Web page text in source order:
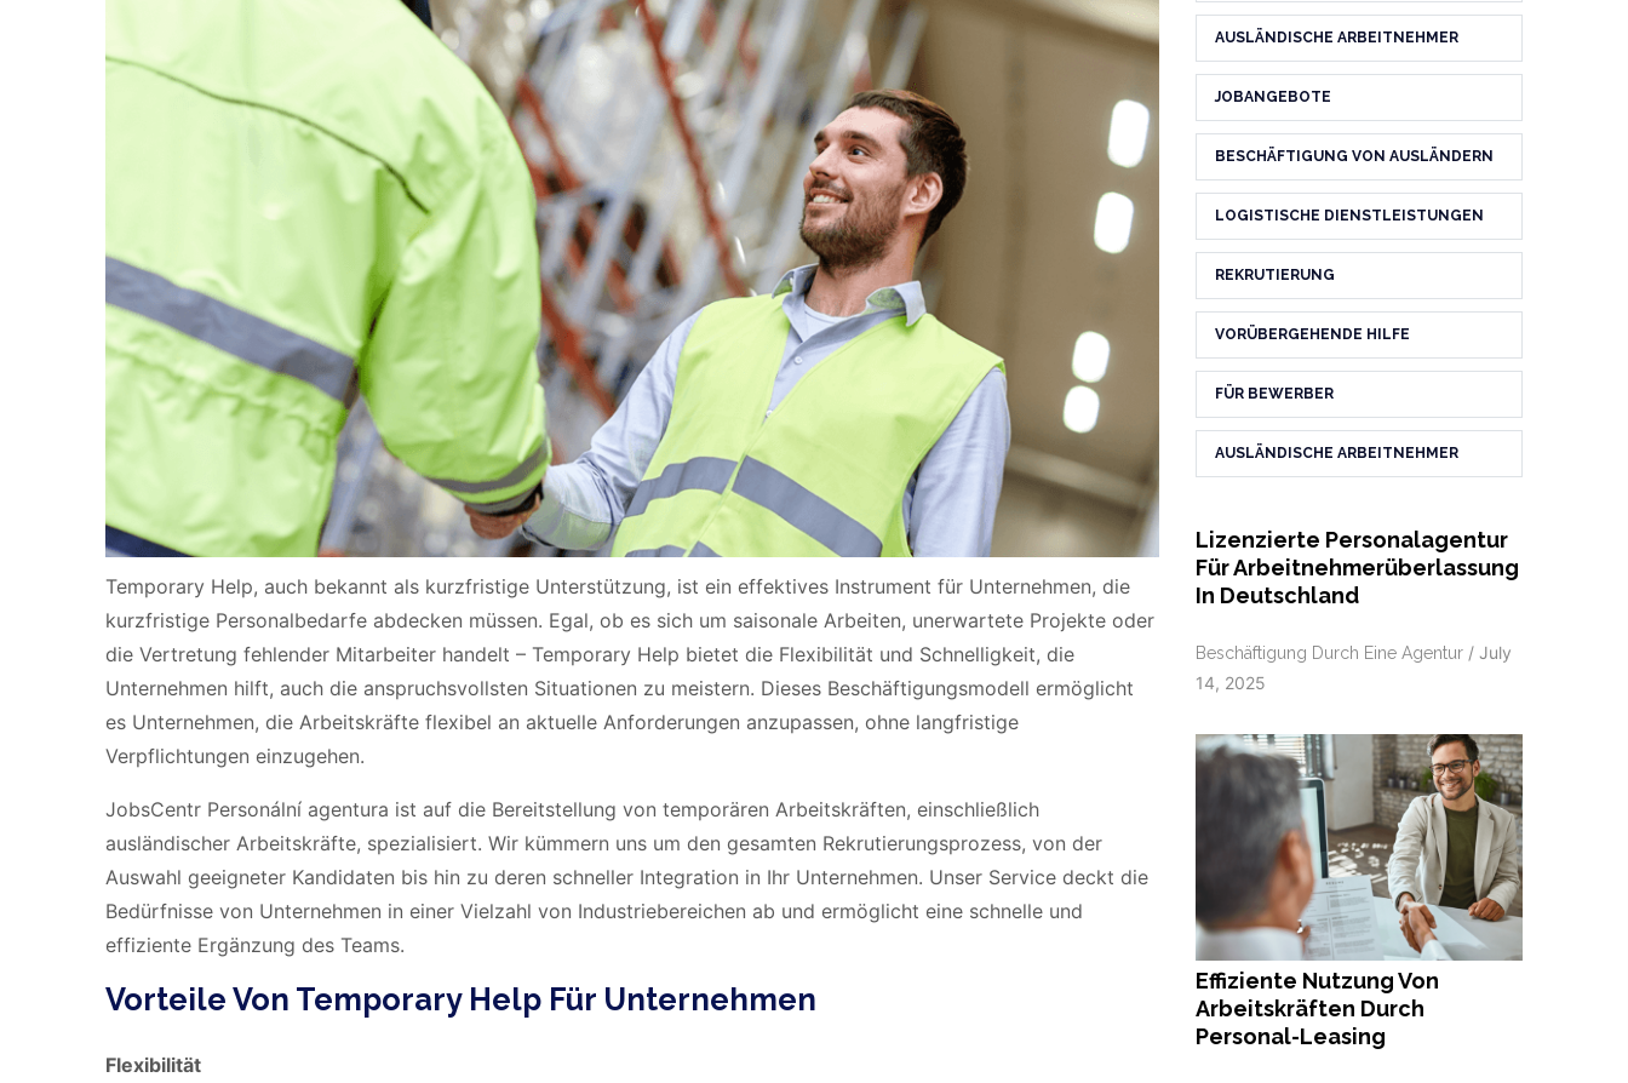
Temporary Help, auch bekannt als kurzfristige Unterstützung, ist ein effektives Instrument für Unternehmen, die
kurzfristige Personalbedarfe abdecken müssen. Egal, ob es sich um saisonale Arbeiten, unerwartete Projekte oder
die Vertretung fehlender Mitarbeiter handelt – Temporary Help bietet die Flexibilität und Schnelligkeit, die
Unternehmen hilft, auch die anspruchsvollsten Situationen zu meistern. Dieses Beschäftigungsmodell ermöglicht
es Unternehmen, die Arbeitskräfte flexibel an aktuelle Anforderungen anzupassen, ohne langfristige
Verpflichtungen einzugehen.
JobsCentr Personální agentura ist auf die Bereitstellung von temporären Arbeitskräften, einschließlich
ausländischer Arbeitskräfte, spezialisiert. Wir kümmern uns um den gesamten Rekrutierungsprozess, von der
Auswahl geeigneter Kandidaten bis hin zu deren schneller Integration in Ihr Unternehmen. Unser Service deckt die
Bedürfnisse von Unternehmen in einer Vielzahl von Industriebereichen ab und ermöglicht eine schnelle und
effiziente Ergänzung des Teams.
Vorteile Von Temporary Help Für Unternehmen
Flexibilität
AUSLÄNDISCHE ARBEITNEHMER
JOBANGEBOTE
BESCHÄFTIGUNG VON AUSLÄNDERN
LOGISTISCHE DIENSTLEISTUNGEN
REKRUTIERUNG
VORÜBERGEHENDE HILFE
FÜR BEWERBER
AUSLÄNDISCHE ARBEITNEHMER
Lizenzierte Personalagentur
Für Arbeitnehmerüberlassung
In Deutschland
Beschäftigung Durch Eine Agentur / July
14, 2025
Effiziente Nutzung Von
Arbeitskräften Durch
Personal-Leasing